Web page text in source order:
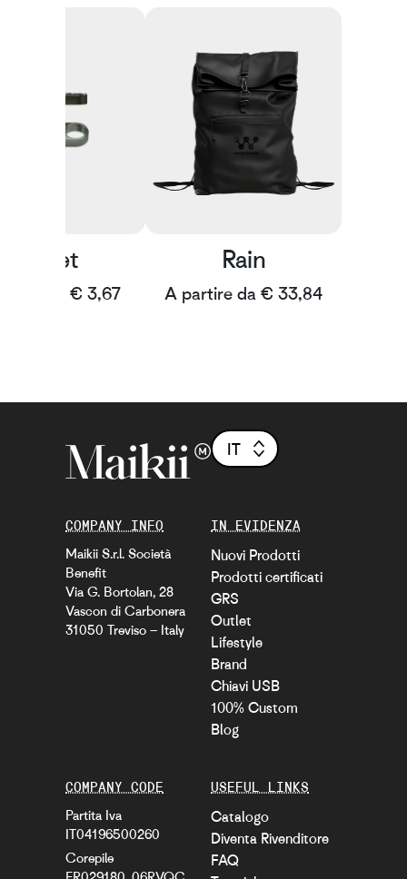
Bullet
da € 3,67
Rain
A partire da € 33,84
COMPANY INFO
Maikii S.r.l. Società
Benefit
Via G. Bortolan, 28
Vascon di Carbonera
31050 Treviso – Italy
IN EVIDENZA
Nuovi Prodotti
Prodotti certificati
GRS
Outlet
Lifestyle
Brand
Chiavi USB
100% Custom
Blog
USEFUL LINKS
Catalogo
Diventa Rivenditore
FAQ
COMPANY CODE
Partita Iva
IT04196500260
Corepile
IT